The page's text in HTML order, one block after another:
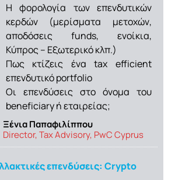
Η φορολογία των επενδυτικών
κερδών (μερίσματα μετοχών,
αποδόσεις funds, ενοίκια,
Κύπρος – Εξωτερικό κλπ.)
Πως κτίζεις ένα tax efficient
επενδυτικό portfolio
Οι επενδύσεις στο όνομα του
beneficiary ή εταιρείας;
Ξένια Παπαφιλίππου
Director, Tax Advisory, PwC Cyprus
επενδύσεις: Crypto